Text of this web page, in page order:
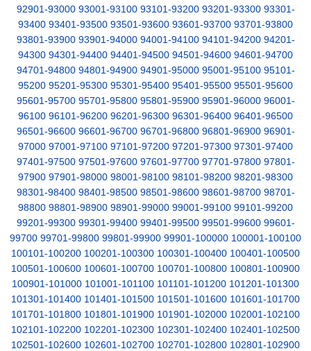
92901-93000 93001-93100 93101-93200 93201-93300 93301-
93400 93401-93500 93501-93600 93601-93700 93701-93800
93801-93900 93901-94000 94001-94100 94101-94200 94201-
94300 94301-94400 94401-94500 94501-94600 94601-94700
94701-94800 94801-94900 94901-95000 95001-95100 95101-
95200 95201-95300 95301-95400 95401-95500 95501-95600
95601-95700 95701-95800 95801-95900 95901-96000 96001-
96100 96101-96200 96201-96300 96301-96400 96401-96500
96501-96600 96601-96700 96701-96800 96801-96900 96901-
97000 97001-97100 97101-97200 97201-97300 97301-97400
97401-97500 97501-97600 97601-97700 97701-97800 97801-
97900 97901-98000 98001-98100 98101-98200 98201-98300
98301-98400 98401-98500 98501-98600 98601-98700 98701-
98800 98801-98900 98901-99000 99001-99100 99101-99200
99201-99300 99301-99400 99401-99500 99501-99600 99601-
99700 99701-99800 99801-99900 99901-100000 100001-100100
100101-100200 100201-100300 100301-100400 100401-100500
100501-100600 100601-100700 100701-100800 100801-100900
100901-101000 101001-101100 101101-101200 101201-101300
101301-101400 101401-101500 101501-101600 101601-101700
101701-101800 101801-101900 101901-102000 102001-102100
102101-102200 102201-102300 102301-102400 102401-102500
102501-102600 102601-102700 102701-102800 102801-102900